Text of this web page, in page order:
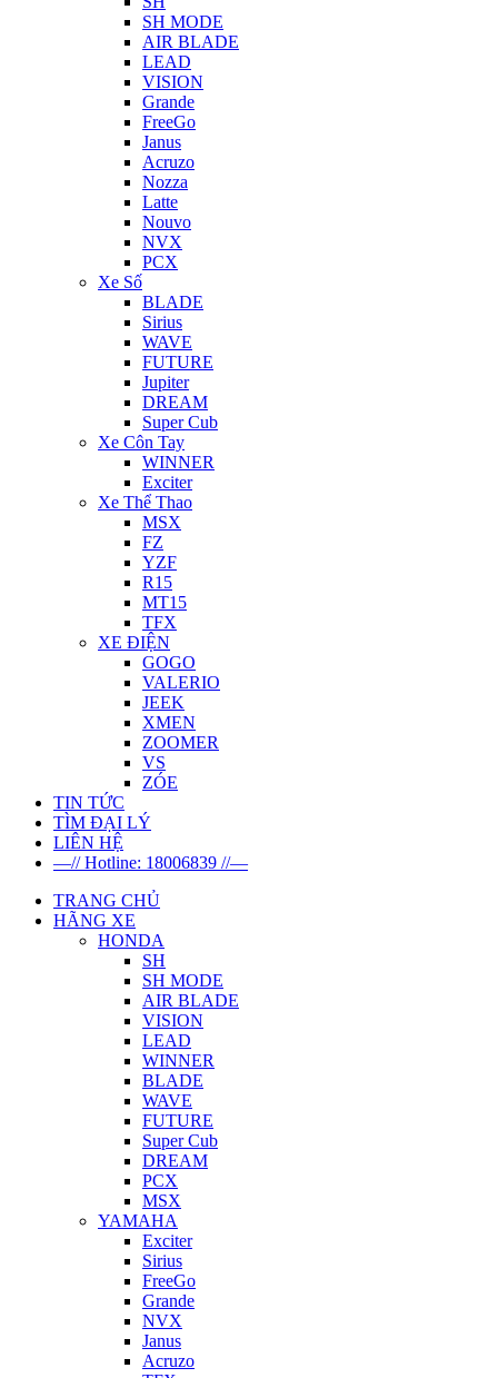
SH MODE
AIR BLADE
LEAD
VISION
Grande
FreeGo
Janus
Acruzo
Nozza
Latte
Nouvo
NVX
PCX
Xe Số
BLADE
Sirius
WAVE
FUTURE
Jupiter
DREAM
Super Cub
Xe Côn Tay
WINNER
Exciter
Xe Thể Thao
MSX
FZ
YZF
R15
MT15
TFX
XE ĐIỆN
GOGO
VALERIO
JEEK
XMEN
ZOOMER
VS
ZÓE
TIN TỨC
TÌM ĐẠI LÝ
LIÊN HỆ
—// Hotline: 18006839 //—
TRANG CHỦ
HÃNG XE
HONDA
SH
SH MODE
AIR BLADE
VISION
LEAD
WINNER
BLADE
WAVE
FUTURE
Super Cub
DREAM
PCX
MSX
YAMAHA
Exciter
Sirius
FreeGo
Grande
NVX
Janus
Acruzo